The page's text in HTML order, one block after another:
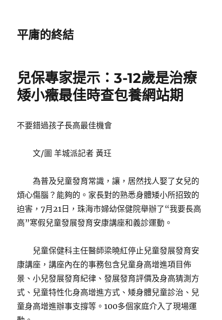
平庸的終結
兒保專家提示：3-12歲是治療
矮小癥最佳時查包養網站期
不要錯過孩子長高最佳機會
文/圖 羊城派記者 黃玨
為普及兒童發育常識，讓，居然找人娶了女兒的
煩心傷腦？能夠的。家長對的熟悉身體矮小所招致的
迫害，7月21日，珠海市婦幼保健院舉辦了“我要長高
高”寒假兒童發展發育安康講座和義診運動。
兒童保健科主任醫師梁曉紅停止兒童發展發育安
康講座，講座內在的事務包含兒童身高增進項目佈
景、小兒發展發育紀律、發展發育評價及身高猜測方
式、兒童特性化身高增進方式、矮身體兒童診治、兒
童身高增進辦事支撐等。100多個家庭介入了現場運